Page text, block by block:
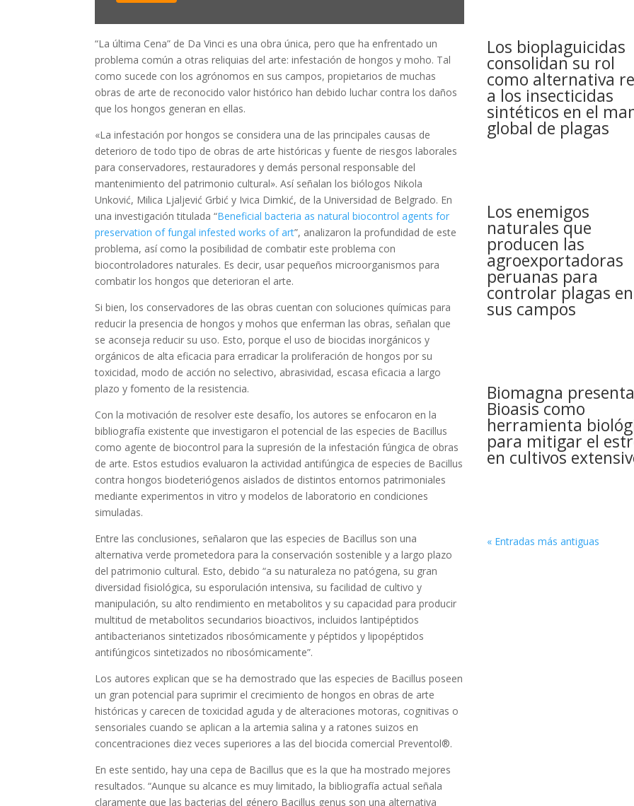
“La última Cena” de Da Vinci es una obra única, pero que ha enfrentado un
problema común a otras reliquias del arte: infestación de hongos y moho. Tal
como sucede con los agrónomos en sus campos, propietarios de muchas
obras de arte de reconocido valor histórico han debido luchar contra los daños
que los hongos generan en ellas.
«La infestación por hongos se considera una de las principales causas de
deterioro de todo tipo de obras de arte históricas y fuente de riesgos laborales
para conservadores, restauradores y demás personal responsable del
mantenimiento del patrimonio cultural». Así señalan los biólogos Nikola
Unković, Milica Ljaljević Grbić y Ivica Dimkić, de la Universidad de Belgrado. En
una investigación titulada “Beneficial bacteria as natural biocontrol agents for
preservation of fungal infested works of art”, analizaron la profundidad de este
problema, así como la posibilidad de combatir este problema con
biocontroladores naturales. Es decir, usar pequeños microorganismos para
combatir los hongos que deterioran el arte.
Si bien, los conservadores de las obras cuentan con soluciones químicas para
reducir la presencia de hongos y mohos que enferman las obras, señalan que
se aconseja reducir su uso. Esto, porque el uso de biocidas inorgánicos y
orgánicos de alta eficacia para erradicar la proliferación de hongos por su
toxicidad, modo de acción no selectivo, abrasividad, escasa eficacia a largo
plazo y fomento de la resistencia.
Con la motivación de resolver este desafío, los autores se enfocaron en la
bibliografía existente que investigaron el potencial de las especies de Bacillus
como agente de biocontrol para la supresión de la infestación fúngica de obras
de arte. Estos estudios evaluaron la actividad antifúngica de especies de Bacillus
contra hongos biodeteriógenos aislados de distintos entornos patrimoniales
mediante experimentos in vitro y modelos de laboratorio en condiciones
simuladas.
Entre las conclusiones, señalaron que las especies de Bacillus son una
alternativa verde prometedora para la conservación sostenible y a largo plazo
del patrimonio cultural. Esto, debido “a su naturaleza no patógena, su gran
diversidad fisiológica, su esporulación intensiva, su facilidad de cultivo y
manipulación, su alto rendimiento en metabolitos y su capacidad para producir
multitud de metabolitos secundarios bioactivos, incluidos lantipéptidos
antibacterianos sintetizados ribosómicamente y péptidos y lipopéptidos
antifúngicos sintetizados no ribosómicamente”.
Los autores explican que se ha demostrado que las especies de Bacillus poseen
un gran potencial para suprimir el crecimiento de hongos en obras de arte
históricas y carecen de toxicidad aguda y de alteraciones motoras, cognitivas o
sensoriales cuando se aplican a la artemia salina y a ratones suizos en
concentraciones diez veces superiores a las del biocida comercial Preventol®.
En este sentido, hay una cepa de Bacillus que es la que ha mostrado mejores
resultados. “Aunque su alcance es muy limitado, la bibliografía actual señala
claramente que las bacterias del género Bacillus genus son una alternativa
Los bioplaguicidas
consolidan su rol
como alternativa
a los insecticidas
sintéticos en el
global de plagas
Los enemigos
naturales que
producen las
agroexportadoras
peruanas para
controlar plagas en
sus campos
Biomagna presenta
Bioasis como
herramienta
para mitigar el
en cultivos
« Entradas más antiguas